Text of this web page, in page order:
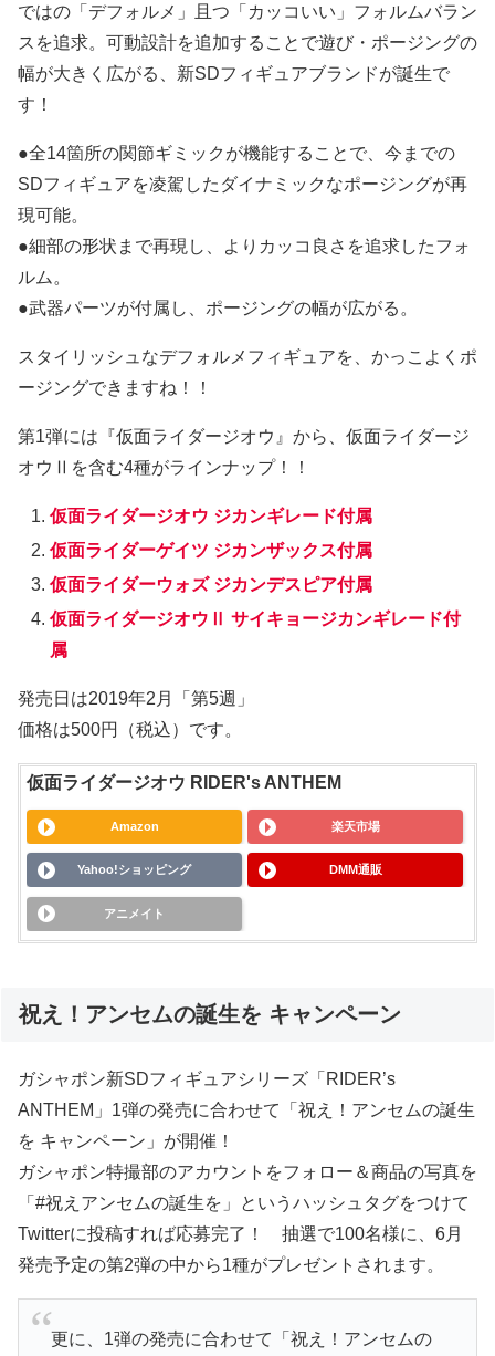
ではの「デフォルメ」且つ「カッコいい」フォルムバラン
スを追求。可動設計を追加することで遊び・ポージングの
幅が大きく広がる、新SDフィギュアブランドが誕生で
す！
●全14箇所の関節ギミックが機能することで、今までの
SDフィギュアを凌駕したダイナミックなポージングが再
現可能。
●細部の形状まで再現し、よりカッコ良さを追求したフォ
ルム。
●武器パーツが付属し、ポージングの幅が広がる。
スタイリッシュなデフォルメフィギュアを、かっこよくポ
ージングできますね！！
第1弾には『仮面ライダージオウ』から、仮面ライダージ
オウⅡを含む4種がラインナップ！！
仮面ライダージオウ ジカンギレード付属
仮面ライダーゲイツ ジカンザックス付属
仮面ライダーウォズ ジカンデスピア付属
仮面ライダージオウⅡ サイキョージカンギレード付
属
発売日は2019年2月「第5週」
価格は500円（税込）です。
仮面ライダージオウ RIDER's ANTHEM
Amazon 楽天市場
Yahoo!ショッピング DMM通販
アニメイト
祝え！アンセムの誕生を キャンペーン
ガシャポン新SDフィギュアシリーズ「RIDER’s
ANTHEM」1弾の発売に合わせて「祝え！アンセムの誕生
を キャンペーン」が開催！
ガシャポン特撮部のアカウントをフォロー＆商品の写真を
「#祝えアンセムの誕生を」というハッシュタグをつけて
Twitterに投稿すれば応募完了！ 抽選で100名様に、6月
発売予定の第2弾の中から1種がプレゼントされます。
更に、1弾の発売に合わせて「祝え！アンセムの